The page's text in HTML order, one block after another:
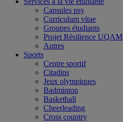
Capsules psy
Curriculum vitae
Groupes étudiants
Projet Résilience UQAM
Autres
Sports
Centre sportif
Citadins
Jeux olympiques
Badminton
Basketball
Cheerleading
Cross country